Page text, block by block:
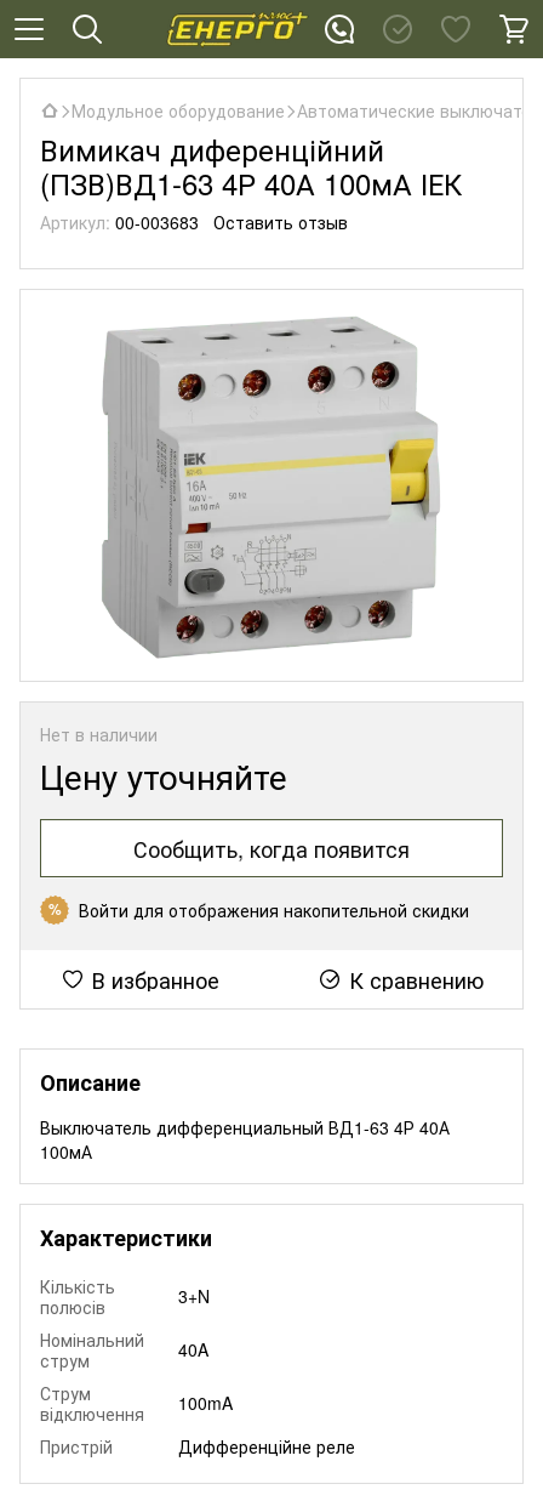
Модульное оборудование Автоматические
Вимикач диференційний
(ПЗВ)ВД1-63 4Р 40А 100мА ІЕК
Артикул: 00-003683 Оставить отзыв
Нет в наличии
Цену уточняйте
Сообщить, когда появится
% Войти для отображения накопительной скидки
В избранное К сравнению
Описание
Выключатель дифференциальный ВД1-63 4Р 40А
100мА
Характеристики
Кількість
полюсів
3+N
Номінальний
струм
40A
Струм
відключення
100mA
Пристрій
Дифференційне реле